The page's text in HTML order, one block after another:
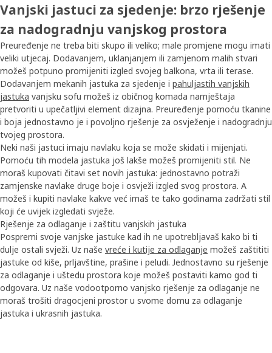
Vanjski jastuci za sjedenje: brzo rješenje
za nadogradnju vanjskog prostora
Preuređenje ne treba biti skupo ili veliko; male promjene mogu imati
veliki utjecaj. Dodavanjem, uklanjanjem ili zamjenom malih stvari
možeš potpuno promijeniti izgled svojeg balkona, vrta ili terase.
Dodavanjem mekanih jastuka za sjedenje i pahuljastih vanjskih
jastuka vanjsku sofu možeš iz običnog komada namještaja
pretvoriti u upečatljivi element dizajna. Preuređenje pomoću tkanine
i boja jednostavno je i povoljno rješenje za osvježenje i nadogradnju
tvojeg prostora.
Neki naši jastuci imaju navlaku koja se može skidati i mijenjati.
Pomoću tih modela jastuka još lakše možeš promijeniti stil. Ne
moraš kupovati čitavi set novih jastuka: jednostavno potraži
zamjenske navlake druge boje i osvježi izgled svog prostora. A
možeš i kupiti navlake kakve već imaš te tako godinama zadržati stil
koji će uvijek izgledati svježe.
Rješenje za odlaganje i zaštitu vanjskih jastuka
Pospremi svoje vanjske jastuke kad ih ne upotrebljavaš kako bi ti
dulje ostali svježi. Uz naše vreće i kutije za odlaganje možeš zaštititi
jastuke od kiše, prljavštine, prašine i peludi. Jednostavno su rješenje
za odlaganje i uštedu prostora koje možeš postaviti kamo god ti
odgovara. Uz naše vodootporno vanjsko rješenje za odlaganje ne
moraš trošiti dragocjeni prostor u svome domu za odlaganje
jastuka i ukrasnih jastuka.